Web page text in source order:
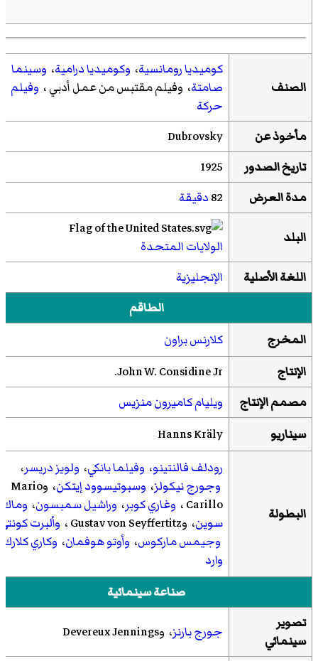
الصنف
كوميديا رومانسية، وكوميديا درامية، وسينما
صامتة، وفيلم مقتبس من عمل أدبي، وفيلم
حركة
مأخوذ عن
Dubrovsky
تاريخ الصدور
1925
مدة العرض
82دقيقة
البلد
الولايات المتحدة
اللغة الأصلية
الإنجليزية
الطاقم
المخرج
كلارنس براون
الإنتاج
John W. Considine Jr.
مصمم الإنتاج
ويليام كاميرون منزيس
سيناريو
Hanns Kräly
البطولة
رودلف فالنتينو، وفيلما بانكي، ولويز دريسر،
وجورج نيكولز، وسبوتيسوود إيتكن
، وMario
Carillo ،
وغاري كوبر، وراشيل سمبسون، وماك
سوين، وGustav von Seyffertitz ،
وألبرت كونتي
وجيمس ماركوس، وأوتو هوفمان، وكاري كلارك
وارد
صناعة سينمائية
تصوير
سينمائي
جورج بارنز، وDevereux Jennings